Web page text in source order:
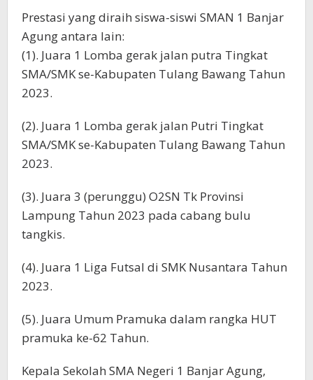
Prestasi yang diraih siswa-siswi SMAN 1 Banjar
Agung antara lain:
(1). Juara 1 Lomba gerak jalan putra Tingkat
SMA/SMK se-Kabupaten Tulang Bawang Tahun
2023.
(2). Juara 1 Lomba gerak jalan Putri Tingkat
SMA/SMK se-Kabupaten Tulang Bawang Tahun
2023.
(3). Juara 3 (perunggu) O2SN Tk Provinsi
Lampung Tahun 2023 pada cabang bulu
tangkis.
(4). Juara 1 Liga Futsal di SMK Nusantara Tahun
2023.
(5). Juara Umum Pramuka dalam rangka HUT
pramuka ke-62 Tahun.
Kepala Sekolah SMA Negeri 1 Banjar Agung,